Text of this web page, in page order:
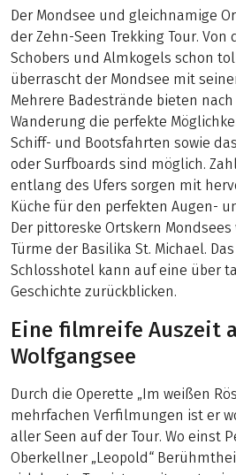
Der Mondsee und gleichnamige
der Zehn-Seen Trekking Tour. Von
Schobers und Almkogels schon
überrascht der Mondsee mit
Mehrere Badestrände bieten
Wanderung die perfekte
Schiff- und Bootsfahrten sowie
oder Surfboards sind möglich.
entlang des Ufers sorgen mit
Küche für den perfekten Augen-
Der pittoreske Ortskern
Türme der Basilika St. Michael.
Schlosshotel kann auf eine über
Geschichte zurückblicken.
Eine filmreife Auszeit
Wolfgangsee
Durch die Operette „Im weißen
mehrfachen Verfilmungen ist er
aller Seen auf der Tour. Wo einst
Oberkellner „Leopold“